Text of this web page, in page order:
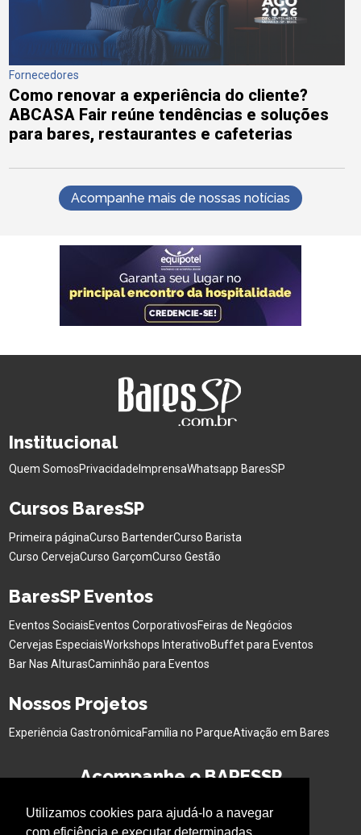
Utilizamos cookies para ajudá-lo a navegar
com eficiência e executar determinadas
Fornecedores
Como renovar a experiência do cliente?
ABCASA Fair reúne tendências e soluções
para bares, restaurantes e cafeterias
Acompanhe mais de nossas notícias
Institucional
Quem SomosPrivacidade ImprensaWhatsapp BaresSP
Cursos BaresSP
Primeira páginaCurso BartenderCurso Barista
Curso CervejaCurso GarçomCurso Gestão
BaresSP Eventos
Eventos SociaisEventos CorporativosFeiras de Negócios
Cervejas EspeciaisWorkshops InterativoBuffet para Eventos
Bar Nas AlturasCaminhão para Eventos
Nossos Projetos
Experiência GastronômicaFamília no ParqueAtivação em Bares
Acompanhe o BARESSP